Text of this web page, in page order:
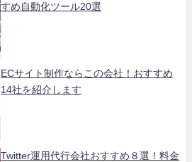
すめ自動化ツール20選
ECサイト制作ならこの会社！おすすめ
14社を紹介します
Twitter運用代行会社おすすめ８選！料金